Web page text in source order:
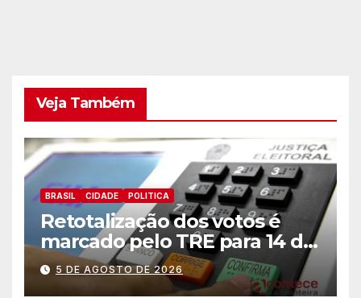
Veja Também
BRASIL CIDADE POLITICA
Retotalização dos votos é
marcado pelo TRE para 14 de
agosto
5 DE AGOSTO DE 2026